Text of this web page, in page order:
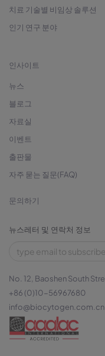
치료 기술별 비임상 솔루션
인기 연구 분야
인사이트
뉴스
블로그
자료실
이벤트
출판물
자주 묻는 질문(FAQ)
문의하기
뉴스레터 및 연락처 정보
No. 12, Baoshen South
+86 (0)10-56967680
info@biocytogen.com.cn